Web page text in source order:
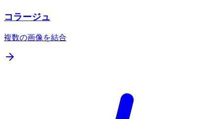
コラージュ
複数の画像を結合